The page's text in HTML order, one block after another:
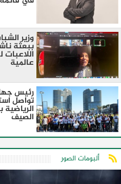
وزير
ببعثة
اللاعبات
عالمية
رئيس
تواصل
الرياضية
الصيف
ألبومات الصور